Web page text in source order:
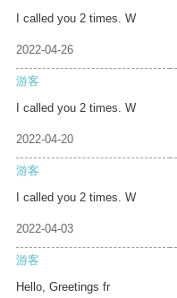
I called you 2 times. W
2022-04-26
游客
I called you 2 times. W
2022-04-20
游客
I called you 2 times. W
2022-04-03
游客
Hello, Greetings fr